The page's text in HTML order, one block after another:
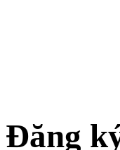
Đăng